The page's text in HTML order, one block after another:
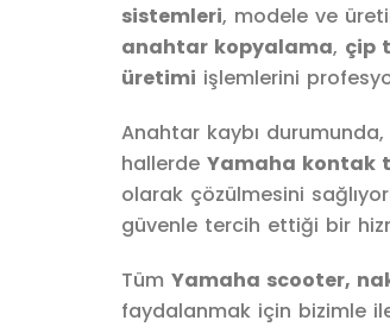
sistemleri, modele ve
anahtar kopyalama, çip
üretimi işlemlerini
Anahtar kaybı
hallerde Yamaha kontak
olarak çözülmesini
güvenle tercih ettiği bir
Tüm Yamaha scooter,
faydalanmak için bizimle